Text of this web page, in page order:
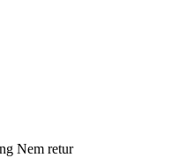
Nem retur